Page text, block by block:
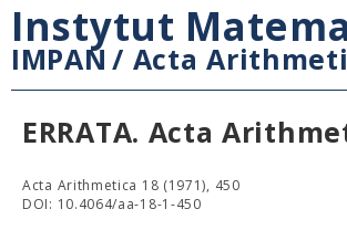
Instytut
IMPAN / Acta
ERRATA. Acta
Acta Arithmetica 18 (1971), 450
DOI: 10.4064/aa-18-1-450